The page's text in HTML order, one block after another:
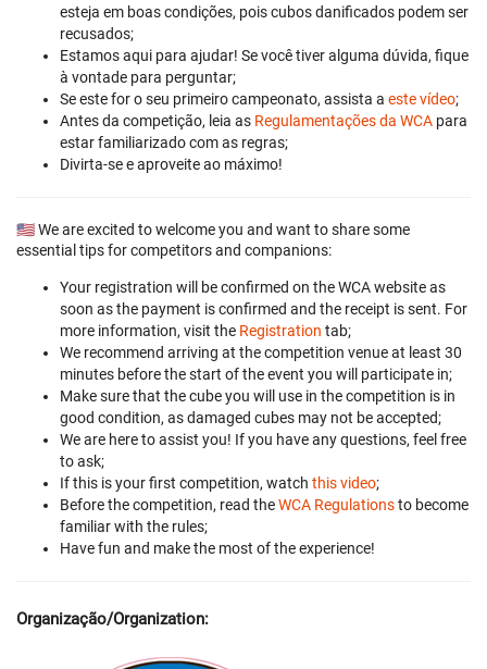
esteja em boas condições, pois cubos danificados podem ser
recusados;
Estamos aqui para ajudar! Se você tiver alguma dúvida, fique
à vontade para perguntar;
Se este for o seu primeiro campeonato, assista a este vídeo;
Antes da competição, leia as Regulamentações da WCA para
estar familiarizado com as regras;
Divirta-se e aproveite ao máximo!
🇺🇸 We are excited to welcome you and want to share some
essential tips for competitors and companions:
Your registration will be confirmed on the WCA website as
soon as the payment is confirmed and the receipt is sent. For
more information, visit the Registration tab;
We recommend arriving at the competition venue at least 30
minutes before the start of the event you will participate in;
Make sure that the cube you will use in the competition is in
good condition, as damaged cubes may not be accepted;
We are here to assist you! If you have any questions, feel free
to ask;
If this is your first competition, watch this video;
Before the competition, read theWCA Regulationsto become
familiar with the rules;
Have fun and make the most of the experience!
Organização/Organization: